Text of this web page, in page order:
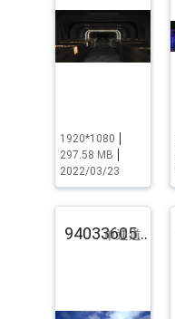
1920*1080
297.58 MB
2022/03/23
94033605.pst.zip
单通道